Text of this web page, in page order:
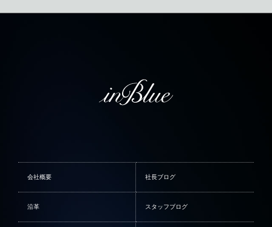
会社概要 社長ブログ
沿革 スタッフブログ